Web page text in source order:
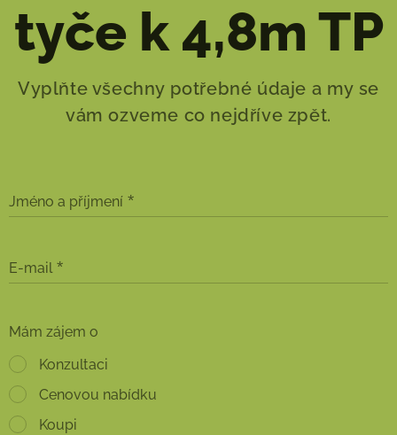
tyče k 4,8m TP
Vyplňte všechny potřebné údaje a my se
vám ozveme co nejdříve zpět.
Jméno a příjmení
E-mail
Mám zájem o
Konzultaci
Cenovou nabídku
Koupi